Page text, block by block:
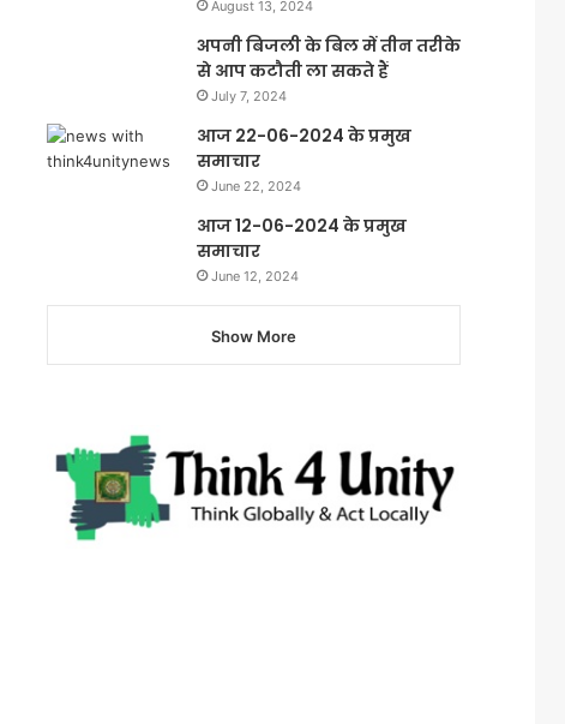
August 13, 2024
अपनी बिजली के बिल में तीन तरीके
से आप कटौती ला सकते हैं
July 7, 2024
आज 22-06-2024 के प्रमुख
समाचार
June 22, 2024
आज 12-06-2024 के प्रमुख
समाचार
June 12, 2024
Show More